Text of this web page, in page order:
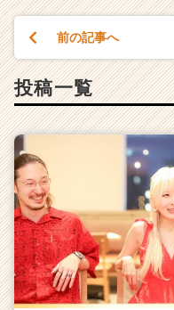
前の記事へ
投稿一覧